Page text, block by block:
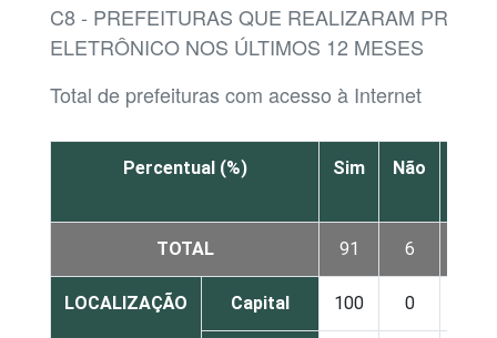
C8 - PREFEITURAS QUE REALIZARAM
ELETRÔNICO NOS ÚLTIMOS 12 MESES
Total de prefeituras com acesso à Internet
Percentual (%) Sim Não
TOTAL 91 6
LOCALIZAÇÃO Capital 100 0